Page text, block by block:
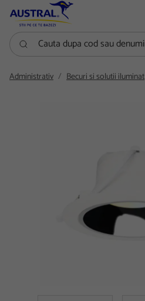
Cauta dupa cod sau denumire
Administrativ Becuri si solutii iluminat